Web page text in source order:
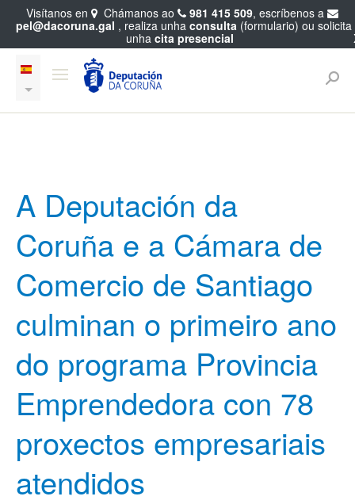
A Deputación da
Coruña e a Cámara de
Comercio de Santiago
culminan o primeiro ano
do programa Provincia
Emprendedora con 78
proxectos empresariais
atendidos
Visítanos en Chámanos ao 981 415 509, escríbenos a
pel@dacoruna.gal , realiza unha consulta(formulario) ou solicita
unha cita presencial